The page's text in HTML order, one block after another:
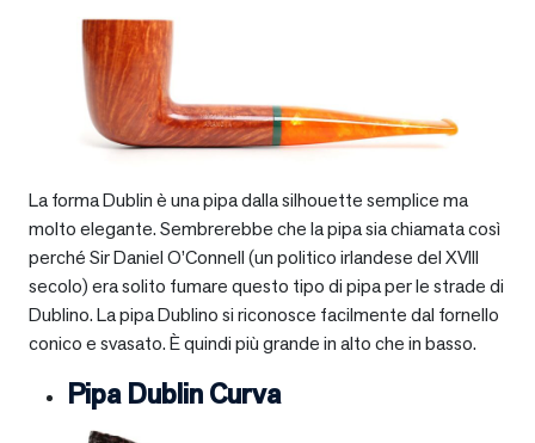
La forma Dublin è una pipa dalla silhouette semplice ma
molto elegante. Sembrerebbe che la pipa sia chiamata così
perché Sir Daniel O’Connell (un politico irlandese del XVIII
secolo) era solito fumare questo tipo di pipa per le strade di
Dublino. La pipa Dublino si riconosce facilmente dal fornello
conico e svasato. È quindi più grande in alto che in basso.
Pipa Dublin Curva